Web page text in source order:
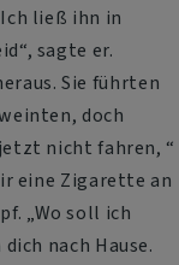
ließ ihn in
sagte er.
Sie führten
doch
nicht fahren, “
eine Zigarette an
„Wo soll ich
nach Hause.